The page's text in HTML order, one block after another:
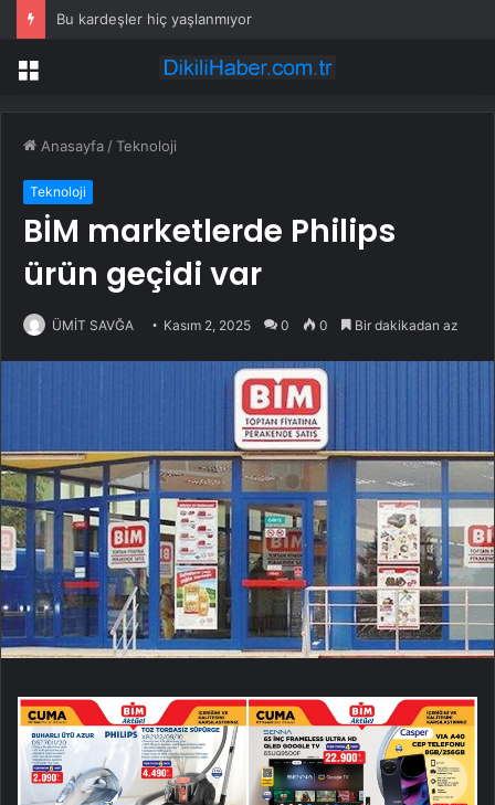
Bu kardeşler hiç yaşlanmıyor
Menü
Anasayfa /Teknoloji
Teknoloji
BİM marketlerde Philips
ürün geçidi var
ÜMİT SAVĞA Kasım 2, 2025 0 0 Bir dakikadan az